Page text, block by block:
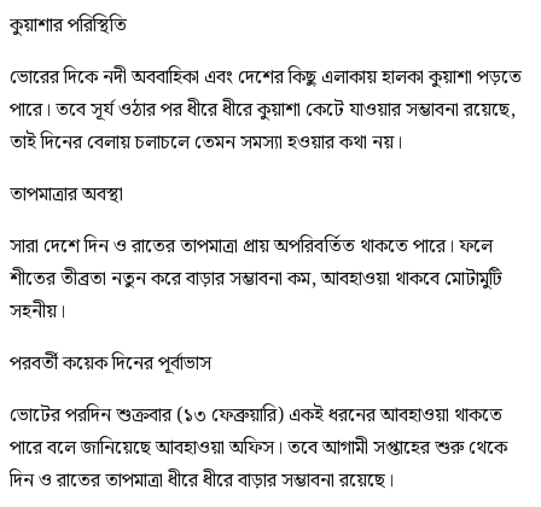
কুয়াশার পরিস্থিতি
ভোরের দিকে নদী অববাহিকা এবং দেশের কিছু এলাকায় হালকা কুয়াশা পড়তে
পারে। তবে সূর্য ওঠার পর ধীরে ধীরে কুয়াশা কেটে যাওয়ার সম্ভাবনা রয়েছে,
তাই দিনের বেলায় চলাচলে তেমন সমস্যা হওয়ার কথা নয়।
তাপমাত্রার অবস্থা
সারা দেশে দিন ও রাতের তাপমাত্রা প্রায় অপরিবর্তিত থাকতে পারে। ফলে
শীতের তীব্রতা নতুন করে বাড়ার সম্ভাবনা কম, আবহাওয়া থাকবে মোটামুটি
সহনীয়।
পরবর্তী কয়েক দিনের পূর্বাভাস
ভোটের পরদিন শুক্রবার (১৩ ফেব্রুয়ারি) একই ধরনের আবহাওয়া থাকতে
পারে বলে জানিয়েছে আবহাওয়া অফিস। তবে আগামী সপ্তাহের শুরু থেকে
দিন ও রাতের তাপমাত্রা ধীরে ধীরে বাড়ার সম্ভাবনা রয়েছে।